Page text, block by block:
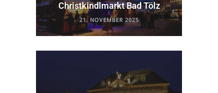
Christkindlmarkt Bad Tölz
21. NOVEMBER 2025